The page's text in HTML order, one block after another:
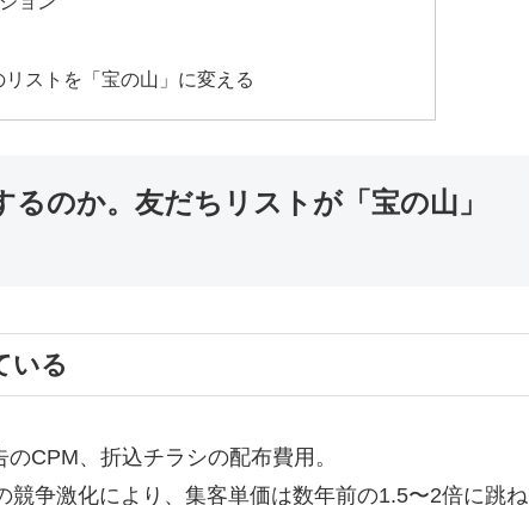
ストを「宝の山」に変える
のか。友だちリストが「宝の山」
いる
CPM、折込チラシの配布費用。
争激化により、集客単価は数年前の1.5〜2倍に跳ね